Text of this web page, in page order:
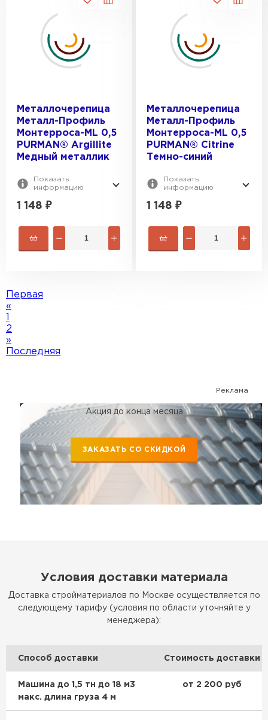
Металлочерепица
Металл-Профиль
Монтерроса-ML 0,5
PURMAN® Argillite
Медный металлик
Показать
информацию
1 148 ₽
Металлочерепица
Металл-Профиль
Монтерроса-ML 0,5
PURMAN® Citrine
Темно-синий
Показать
информацию
1 148 ₽
Первая
«
2
»
Последняя
Реклама
Акция до конца месяца
ЗАКАЗАТЬ СО СКИДКОЙ
Условия доставки материала
Доставка стройматериалов по Москве осуществляется по
следующему тарифу (условия по области уточняйте у
менеджера):
Способ доставки Стоимость доставки
Машина до 1,5 тн до 18 м3
макс. длина груза 4 м
от 2 200 руб